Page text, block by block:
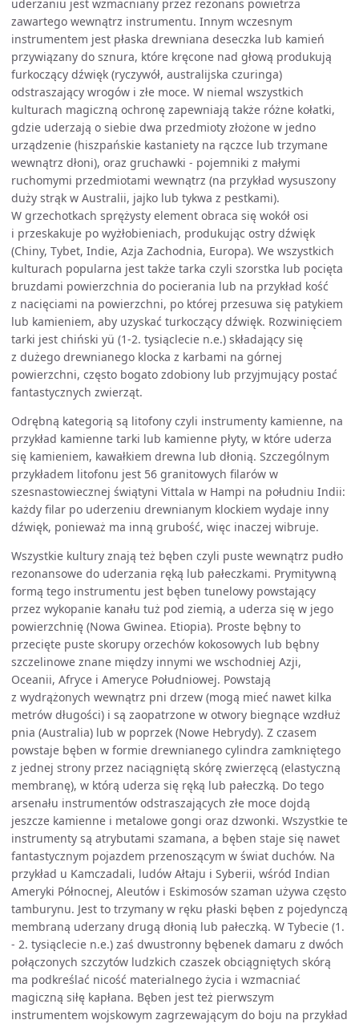
uderzaniu jest wzmacniany przez rezonans powietrza
zawartego wewnątrz instrumentu. Innym wczesnym
instrumentem jest płaska drewniana deseczka lub kamień
przywiązany do sznura, które kręcone nad głową produkują
furkoczący dźwięk (ryczywół, australijska czuringa)
odstraszający wrogów i złe moce. W niemal wszystkich
kulturach magiczną ochronę zapewniają także różne kołatki,
gdzie uderzają o siebie dwa przedmioty złożone w jedno
urządzenie (hiszpańskie kastaniety na rączce lub trzymane
wewnątrz dłoni), oraz gruchawki - pojemniki z małymi
ruchomymi przedmiotami wewnątrz (na przykład wysuszony
duży strąk w Australii, jajko lub tykwa z pestkami).
W grzechotkach sprężysty element obraca się wokół osi
i przeskakuje po wyżłobieniach, produkując ostry dźwięk
(Chiny, Tybet, Indie, Azja Zachodnia, Europa). We wszystkich
kulturach popularna jest także tarka czyli szorstka lub pocięta
bruzdami powierzchnia do pocierania lub na przykład kość
z nacięciami na powierzchni, po której przesuwa się patykiem
lub kamieniem, aby uzyskać turkoczący dźwięk. Rozwinięciem
tarki jest chiński yü (1-2. tysiąclecie n.e.) składający się
z dużego drewnianego klocka z karbami na górnej
powierzchni, często bogato zdobiony lub przyjmujący postać
fantastycznych zwierząt.
Odrębną kategorią są litofony czyli instrumenty kamienne, na
przykład kamienne tarki lub kamienne płyty, w które uderza
się kamieniem, kawałkiem drewna lub dłonią. Szczególnym
przykładem litofonu jest 56 granitowych filarów w
szesnastowiecznej świątyni Vittala w Hampi na południu Indii:
każdy filar po uderzeniu drewnianym klockiem wydaje inny
dźwięk, ponieważ ma inną grubość, więc inaczej wibruje.
Wszystkie kultury znają też bęben czyli puste wewnątrz pudło
rezonansowe do uderzania ręką lub pałeczkami. Prymitywną
formą tego instrumentu jest bęben tunelowy powstający
przez wykopanie kanału tuż pod ziemią, a uderza się w jego
powierzchnię (Nowa Gwinea. Etiopia). Proste bębny to
przecięte puste skorupy orzechów kokosowych lub bębny
szczelinowe znane między innymi we wschodniej Azji,
Oceanii, Afryce i Ameryce Południowej. Powstają
z wydrążonych wewnątrz pni drzew (mogą mieć nawet kilka
metrów długości) i są zaopatrzone w otwory biegnące wzdłuż
pnia (Australia) lub w poprzek (Nowe Hebrydy). Z czasem
powstaje bęben w formie drewnianego cylindra zamkniętego
z jednej strony przez naciągniętą skórę zwierzęcą (elastyczną
membranę), w którą uderza się ręką lub pałeczką. Do tego
arsenału instrumentów odstraszających złe moce dojdą
jeszcze kamienne i metalowe gongi oraz dzwonki. Wszystkie te
instrumenty są atrybutami szamana, a bęben staje się nawet
fantastycznym pojazdem przenoszącym w świat duchów. Na
przykład u Kamczadali, ludów Ałtaju i Syberii, wśród Indian
Ameryki Północnej, Aleutów i Eskimosów szaman używa często
tamburynu. Jest to trzymany w ręku płaski bęben z pojedynczą
membraną uderzany drugą dłonią lub pałeczką. W Tybecie (1.
- 2. tysiąclecie n.e.) zaś dwustronny bębenek damaru z dwóch
połączonych szczytów ludzkich czaszek obciągniętych skórą
ma podkreślać nicość materialnego życia i wzmacniać
magiczną siłę kapłana. Bęben jest też pierwszym
instrumentem wojskowym zagrzewającym do boju na przykład